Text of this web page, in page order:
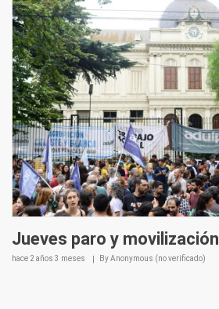
Jueves paro y movilización
hace 2 años 3 meses ByAnonymous (no verificado)